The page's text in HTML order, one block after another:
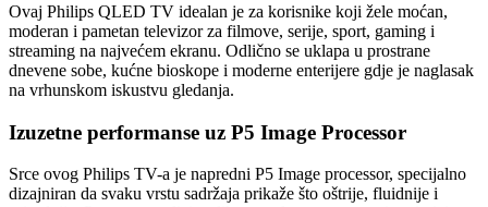
Ovaj Philips QLED TV idealan je za korisnike koji žele moćan,
moderan i pametan televizor za filmove, serije, sport, gaming i
streaming na najvećem ekranu. Odlično se uklapa u prostrane
dnevene sobe, kućne bioskope i moderne enterijere gdje je naglasak
na vrhunskom iskustvu gledanja.
Izuzetne performanse uz P5 Image Processor
Srce ovog Philips TV-a je napredni P5 Image processor, specijalno
dizajniran da svaku vrstu sadržaja prikaže što oštrije, fluidnije i